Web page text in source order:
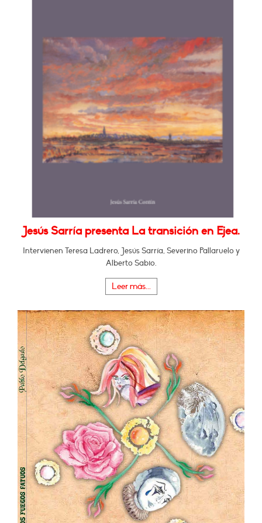
Jesús Sarría presenta La transición en Ejea.
Intervienen Teresa Ladrero, Jesús Sarría, Severino Pallaruelo y
Alberto Sabio.
Leer más...